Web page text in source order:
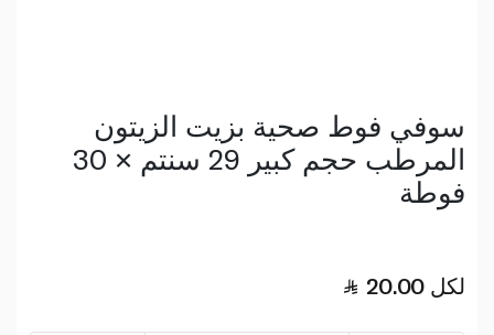
سوفي فوط صحية بزيت الزيتون
المرطب حجم كبير 29 سنتم × 30
فوطة
20.00 لكل